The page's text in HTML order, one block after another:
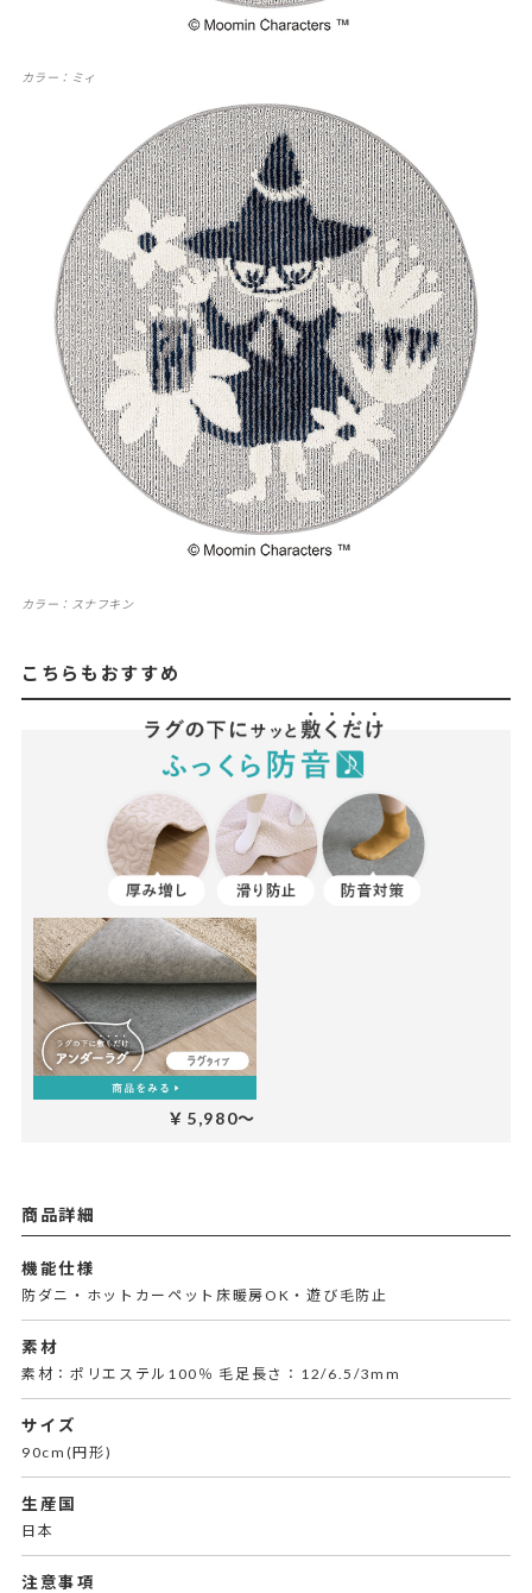
カラー：ミィ
カラー：スナフキン
こちらもおすすめ
￥5,980～
商品詳細
機能仕様
防ダニ・ホットカーペット床暖房OK・遊び毛防止
素材
素材：ポリエステル100％ 毛足長さ：12/6.5/3mm
サイズ
90cm(円形)
生産国
日本
注意事項